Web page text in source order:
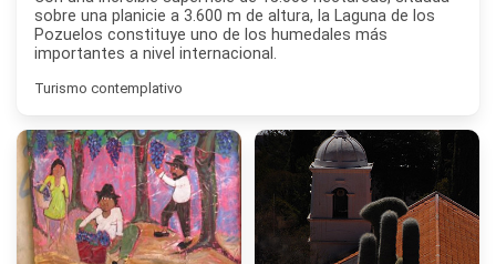
sobre una planicie a 3.600 m de altura, la Laguna de los
Pozuelos constituye uno de los humedales más
importantes a nivel internacional.
Turismo contemplativo